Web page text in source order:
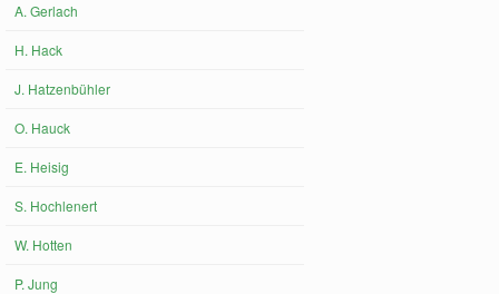
A. Gerlach
H. Hack
J. Hatzenbühler
O. Hauck
E. Heisig
S. Hochlenert
W. Hotten
P. Jung